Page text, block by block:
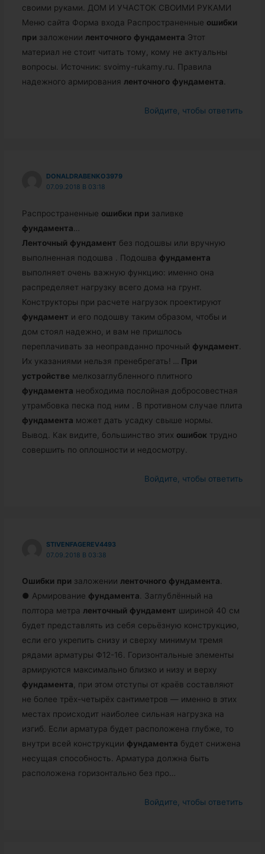
своими руками. ДОМ И УЧАСТОК СВОИМИ РУКАМИ
Меню сайта Форма входа Распространенные ошибки
при заложении ленточного фундамента Этот
материал не стоит читать тому, кому не актуальны
вопросы. Источник: svoimy-rukamy.ru. Правила
надежного армирования ленточного фундамента.
Войдите, чтобы ответить
DONALDRABENKO3979
07.09.2018 В 03:18
Распространенные ошибки при заливке
фундамента
Ленточный фундамент без подошвы или вручную
выполненная подошва . Подошва фундамента
выполняет очень важную функцию: именно она
распределяет нагрузку всего дома на грунт.
Конструкторы при расчете нагрузок проектируют
фундамент и его подошву таким образом, чтобы и
дом стоял надежно, и вам не пришлось
переплачивать за неоправданно прочный фундамент
Их указаниями нельзя пренебрегать! … При
устройстве мелкозаглубленного плитного
фундамента необходима послойная добросовестная
утрамбовка песка под ним . В противном случае плита
фундамента может дать усадку свыше нормы.
Вывод. Как видите, большинство этих ошибок трудно
совершить по оплошности и недосмотру.
Войдите, чтобы ответить
STIVENFAGEREV4493
07.09.2018 В 03:38
Ошибки при заложении ленточного фундамента.
● Армирование фундамента. Заглублённый на
полтора метра ленточный фундамент шириной 40 см
будет представлять из себя серьёзную конструкцию,
если его укрепить снизу и сверху минимум тремя
рядами арматуры Ф12-16. Горизонтальные элементы
армируются максимально близко и низу и верху
фундамента, при этом отступы от краёв составляют
не более трёх-четырёх сантиметров — именно в этих
местах происходит наиболее сильная нагрузка на
изгиб. Если арматура будет расположена глубже, то
внутри всей конструкции фундамента будет снижена
несущая способность. Арматура должна быть
расположена горизонтально без про…
Войдите, чтобы ответить